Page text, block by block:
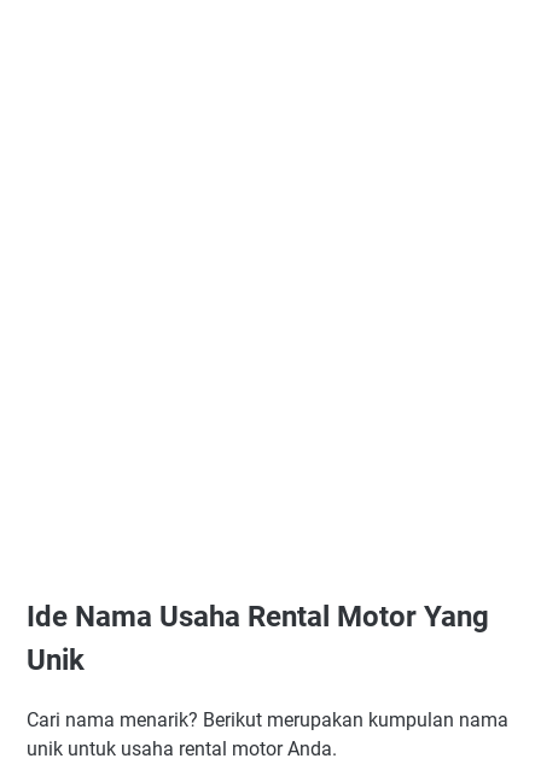
Ide Nama Usaha Rental Motor Yang
Unik
Cari nama menarik? Berikut merupakan kumpulan nama
unik untuk usaha rental motor Anda.